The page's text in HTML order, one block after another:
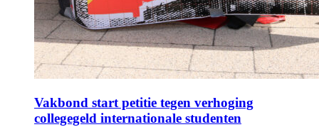
Vakbond start petitie tegen verhoging
collegegeld internationale studenten